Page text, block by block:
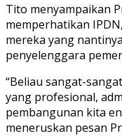
Tito menyampaikan
memperhatikan
mereka yang
penyelenggara
“Beliau sangat-
yang profesional,
pembangunan kita
meneruskan pesan